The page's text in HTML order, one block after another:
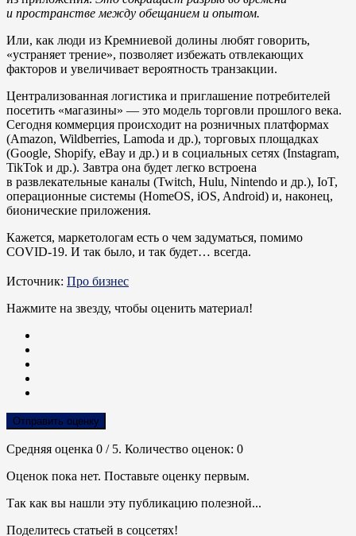
и пространстве между обещанием и опытом.
Или, как люди из Кремниевой долины любят говорить,
«устраняет трение», позволяет избежать отвлекающих
факторов и увеличивает вероятность транзакции.
Централизованная логистика и приглашение потребителей
посетить «магазины» — это модель торговли прошлого века.
Сегодня коммерция происходит на розничных платформах
(Amazon, Wildberries, Lamoda и др.), торговых площадках
(Google, Shopify, eBay и др.) и в социальных сетях (Instagram,
TikTok и др.). Завтра она будет легко встроена
в развлекательные каналы (Twitch, Hulu, Nintendo и др.), IoT,
операционные системы (HomeOS, iOS, Android) и, наконец,
бионические приложения.
Кажется, маркетологам есть о чем задуматься, помимо
COVID-19. И так было, и так будет… всегда.
Источник: Про бизнес
Нажмите на звезду, чтобы оценить материал!
Отправить оценку
Средняя оценка 0 / 5. Количество оценок: 0
Оценок пока нет. Поставьте оценку первым.
Так как вы нашли эту публикацию полезной...
Поделитесь статьей в соцсетях!